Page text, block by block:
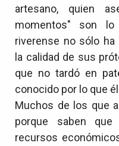
artesano, quien
momentos" son
riverense no sólo
la calidad de sus
que no tardó en
conocido por lo que
Muchos de los que
porque saben
recursos